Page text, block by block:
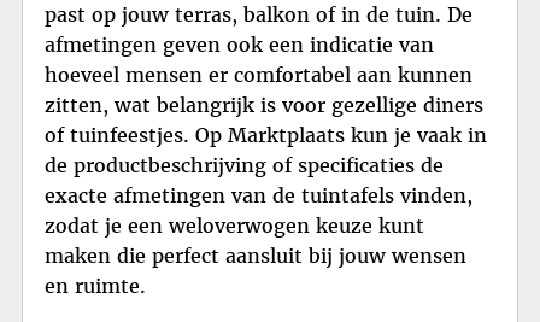
past op jouw terras, balkon of in de tuin. De
afmetingen geven ook een indicatie van
hoeveel mensen er comfortabel aan kunnen
zitten, wat belangrijk is voor gezellige diners
of tuinfeestjes. Op Marktplaats kun je vaak in
de productbeschrijving of specificaties de
exacte afmetingen van de tuintafels vinden,
zodat je een weloverwogen keuze kunt
maken die perfect aansluit bij jouw wensen
en ruimte.